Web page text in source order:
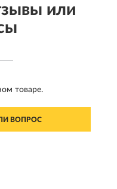
или
товаре.
ВОПРОС